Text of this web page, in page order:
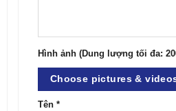
Hình ảnh (Dung lượng tối đa:
Choose pictures &
Tên*